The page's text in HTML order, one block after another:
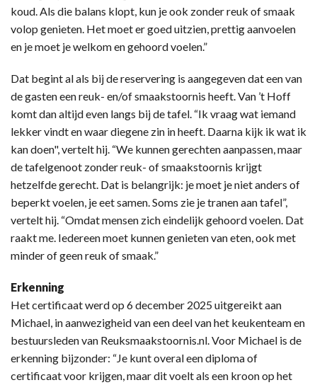
koud. Als die balans klopt, kun je ook zonder reuk of smaak
volop genieten. Het moet er goed uitzien, prettig aanvoelen
en je moet je welkom en gehoord voelen.”
Dat begint al als bij de reservering is aangegeven dat een van
de gasten een reuk- en/of smaakstoornis heeft. Van ’t Hoff
komt dan altijd even langs bij de tafel. “Ik vraag wat iemand
lekker vindt en waar diegene zin in heeft. Daarna kijk ik wat ik
kan doen", vertelt hij. “We kunnen gerechten aanpassen, maar
de tafelgenoot zonder reuk- of smaakstoornis krijgt
hetzelfde gerecht. Dat is belangrijk: je moet je niet anders of
beperkt voelen, je eet samen. Soms zie je tranen aan tafel”,
vertelt hij. “Omdat mensen zich eindelijk gehoord voelen. Dat
raakt me. Iedereen moet kunnen genieten van eten, ook met
minder of geen reuk of smaak.”
Erkenning
Het certificaat werd op 6 december 2025 uitgereikt aan
Michael, in aanwezigheid van een deel van het keukenteam en
bestuursleden van Reuksmaakstoornis.nl. Voor Michael is de
erkenning bijzonder: “Je kunt overal een diploma of
certificaat voor krijgen, maar dit voelt als een kroon op het